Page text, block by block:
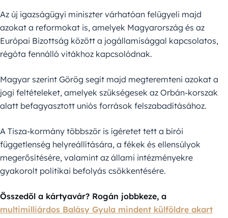
Az új igazságügyi miniszter várhatóan felügyeli majd
azokat a reformokat is, amelyek Magyarország és az
Európai Bizottság között a jogállamisággal kapcsolatos,
régóta fennálló vitákhoz kapcsolódnak.
Magyar szerint Görög segít majd megteremteni azokat a
jogi feltételeket, amelyek szükségesek az Orbán-korszak
alatt befagyasztott uniós források felszabadításához.
A Tisza-kormány többször is ígéretet tett a bírói
függetlenség helyreállítására, a fékek és ellensúlyok
megerősítésére, valamint az állami intézményekre
gyakorolt politikai befolyás csökkentésére.
Összedől a kártyavár? Rogán jobbkeze, a
multimilliárdos Balásy Gyula mindent külföldre akart